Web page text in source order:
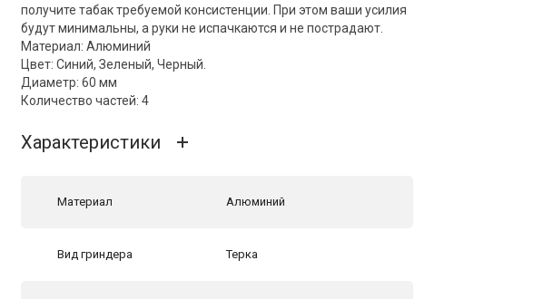
получите табак требуемой консистенции. При этом ваши усилия
будут минимальны, а руки не испачкаются и не пострадают.
Материал: Алюминий
Цвет: Cиний, Зеленый, Черный.
Диаметр: 60 мм
Количество частей: 4
Характеристики
Материал Алюминий
Вид гриндера Терка